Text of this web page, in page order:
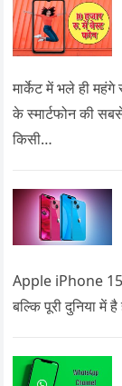
मार्केट में भले ही
के स्मार्टफोन की
किसी…
Apple iPhone 15
बल्कि पूरी दुनिया में